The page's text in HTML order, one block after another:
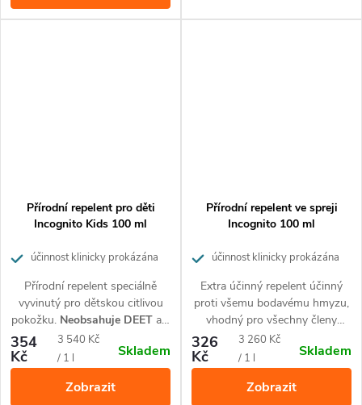
Přírodní repelent pro děti
Incognito Kids 100 ml
účinnost klinicky prokázána
Přírodní repelent speciálně
vyvinutý pro dětskou citlivou
pokožku. Neobsahuje DEETani
jiné škodlivé chemikálie,
zajišťuje ochranu dětí od 6
měsíců před komáry a hmyzem
doma i na cestách.
354
Kč
Měrná
cena:
3 540 Kč
/ 1 l
Skladem
Zobrazit
Přírodní repelent ve spreji
Incognito 100 ml
účinnost klinicky prokázána
Extra účinný repelent účinný
proti všemu bodavému hmyzu,
vhodný pro všechny členy
rodiny včetně malých dětí od 6
měsíců,
pro všechny podnebné
pásy včetně tropických.
326
Kč
Měrná
cena:
3 260 Kč
/ 1 l
Skladem
Zobrazit